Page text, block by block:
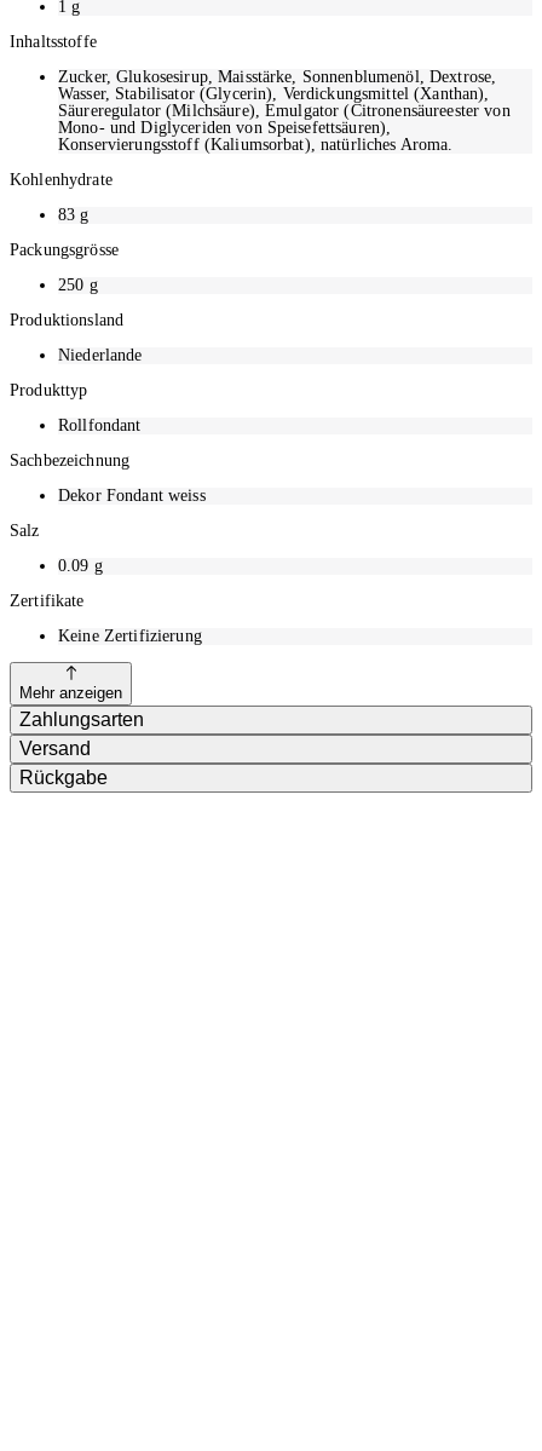
1g
Inhaltsstoffe
Zucker, Glukosesirup, Maisstärke, Sonnenblumenöl, Dextrose,
Wasser, Stabilisator (Glycerin), Verdickungsmittel (Xanthan),
Säureregulator (Milchsäure), Emulgator (Citronensäureester von
Mono- und Diglyceriden von Speisefettsäuren),
Konservierungsstoff (Kaliumsorbat), natürliches Aroma.
Kohlenhydrate
83g
Packungsgrösse
250 g
Produktionsland
Niederlande
Produkttyp
Rollfondant
Sachbezeichnung
Dekor Fondant weiss
Salz
0.09 g
Zertifikate
Keine Zertifizierung
Mehr anzeigen
Zahlungsarten
Versand
Rückgabe